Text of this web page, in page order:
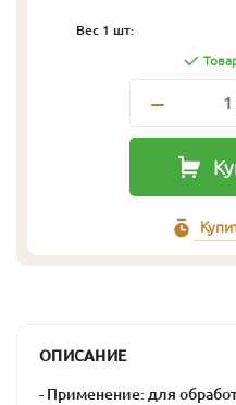
Вес 1 шт:
1
ОПИСАНИЕ
- Применение: для